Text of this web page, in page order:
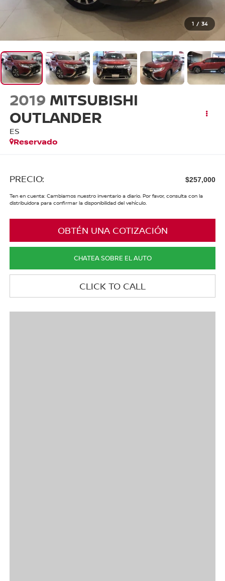
1 / 34
2019 MITSUBISHI
OUTLANDER
ES
Reservado
PRECIO: $257,000
Ten en cuenta: Cambiamos nuestro inventario a diario. Por favor, consulta con la
distribuidora para confirmar la disponibilidad del vehículo.
OBTÉN UNA COTIZACIÓN
CHATEA SOBRE EL AUTO
CLICK TO CALL